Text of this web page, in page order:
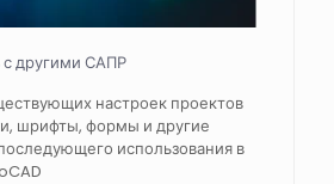
другими САПР
настроек проектов
шрифты, формы и другие
использования в